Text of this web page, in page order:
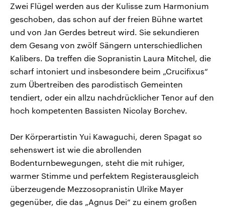
Zwei Flügel werden aus der Kulisse zum Harmonium
geschoben, das schon auf der freien Bühne wartet
und von Jan Gerdes betreut wird. Sie sekundieren
dem Gesang von zwölf Sängern unterschiedlichen
Kalibers. Da treffen die Sopranistin Laura Mitchel, die
scharf intoniert und insbesondere beim „Crucifixus“
zum Übertreiben des parodistisch Gemeinten
tendiert, oder ein allzu nachdrücklicher Tenor auf den
hoch kompetenten Bassisten Nicolay Borchev.
Der Körperartistin Yui Kawaguchi, deren Spagat so
sehenswert ist wie die abrollenden
Bodenturnbewegungen, steht die mit ruhiger,
warmer Stimme und perfektem Registerausgleich
überzeugende Mezzosopranistin Ulrike Mayer
gegenüber, die das „Agnus Dei“ zu einem großen